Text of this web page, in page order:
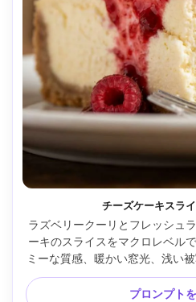
チーズケーキスラ
ラズベリークーリとフレッシュ
ーキのスライスをマクロレベル
ミーな質感、暖かい窓光、浅い
IVで撮影、100mmマクロレンズ
プなフォーカス、ソフトなボケ
プロンプト